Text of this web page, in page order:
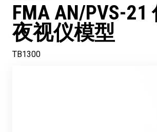
FMA AN/PVS-
夜视仪模型
TB1300